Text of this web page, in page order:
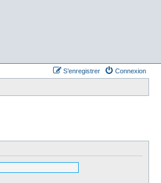
Connexion
S’enregistrer